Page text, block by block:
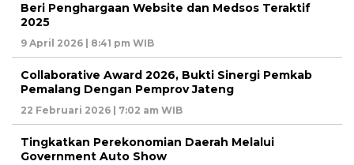
Beri Penghargaan Website dan Medsos Teraktif
2025
9 April 2026 | 8:41 pm WIB
Collaborative Award 2026, Bukti Sinergi Pemkab
Pemalang Dengan Pemprov Jateng
22 Februari 2026 | 7:02 am WIB
Tingkatkan Perekonomian Daerah Melalui
Government Auto Show